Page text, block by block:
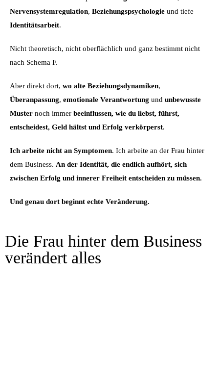
Nervensystemregulation, Beziehungspsychologie und tiefe
Identitätsarbeit.
Nicht theoretisch, nicht oberflächlich und ganz bestimmt nicht
nach Schema F.
Aber direkt dort, wo alte Beziehungsdynamiken,
Überanpassung, emotionale Verantwortung und unbewusste
Muster noch immer beeinflussen, wie du liebst, führst,
entscheidest, Geld hältst und Erfolg verkörperst.
Ich arbeite nicht an Symptomen. Ich arbeite an der Frau hinter
dem Business. An der Identität, die endlich aufhört, sich
zwischen Erfolg und innerer Freiheit entscheiden zu müssen.
Und genau dort beginnt echte Veränderung.
Die Frau hinter dem Business
verändert alles